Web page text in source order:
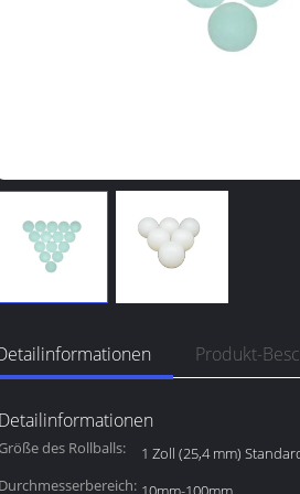
Produkt-
Detailinformationen
Größe des Rollballs: 1 Zoll (25,4 mm)
Durchmesserbereich: